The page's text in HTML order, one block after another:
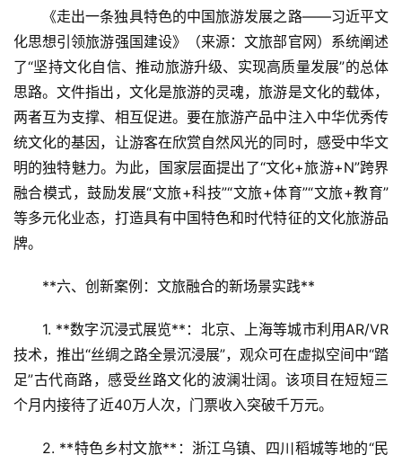
首
页
景
区
二
消
文
旅
村
振
兴
登录 注册
《走出一条独具特色的中国旅游发展之路——习近平文
化思想引领旅游强国建设》（来源：文旅部官网）系统阐述
了“坚持文化自信、推动旅游升级、实现高质量发展”的总体
思路。文件指出，文化是旅游的灵魂，旅游是文化的载体，
两者互为支撑、相互促进。要在旅游产品中注入中华优秀传
统文化的基因，让游客在欣赏自然风光的同时，感受中华文
明的独特魅力。为此，国家层面提出了“文化+旅游+N”跨界
融合模式，鼓励发展“文旅+科技”“文旅+体育”“文旅+教育”
等多元化业态，打造具有中国特色和时代特征的文化旅游品
牌。
**六、创新案例：文旅融合的新场景实践**
1. **数字沉浸式展览**：北京、上海等城市利用AR/VR
技术，推出“丝绸之路全景沉浸展”，观众可在虚拟空间中“踏
足”古代商路，感受丝路文化的波澜壮阔。该项目在短短三
个月内接待了近40万人次，门票收入突破千万元。
2. **特色乡村文旅**：浙江乌镇、四川稻城等地的“民